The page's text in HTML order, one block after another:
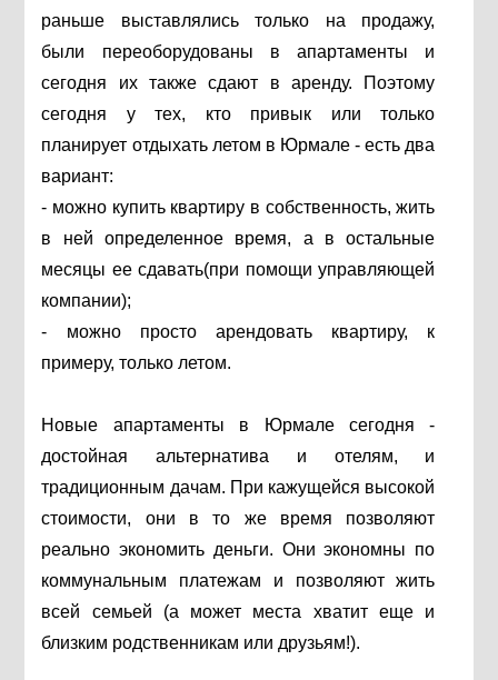
раньше выставлялись только на продажу,
были переоборудованы в апартаменты и
сегодня их также сдают в аренду. Поэтому
сегодня у тех, кто привык или только
планирует отдыхать летом в Юрмале - есть два
вариант:
- можно купить квартиру в собственность, жить
в ней определенное время, а в остальные
месяцы ее сдавать(при помощи управляющей
компании);
- можно просто арендовать квартиру, к
примеру, только летом.
Новые апартаменты в Юрмале сегодня -
достойная альтернатива и отелям, и
традиционным дачам. При кажущейся высокой
стоимости, они в то же время позволяют
реально экономить деньги. Они экономны по
коммунальным платежам и позволяют жить
всей семьей (а может места хватит еще и
близким родственникам или друзьям!).